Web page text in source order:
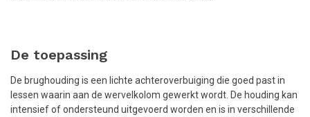
De toepassing
De brughouding is een lichte achteroverbuiging die goed past in
lessen waarin aan de wervelkolom gewerkt wordt. De houding kan
intensief of ondersteund uitgevoerd worden en is in verschillende